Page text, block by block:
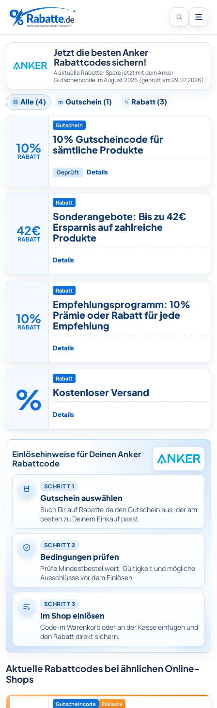
Jetzt die besten Anker
Rabattcodes sichern!
4 aktuelle Rabatte: Spare jetzt mit dem Anker
Gutscheincode im August 2026 (geprüft am 29.07.2026)
Alle (4) Gutschein (1) Rabatt (3)
10%
RABATT
Gutschein
10% Gutscheincode für
sämtliche Produkte
Geprüft Details
42€
RABATT
Rabatt
Sonderangebote: Bis zu 42€
Ersparnis auf zahlreiche
Produkte
Details
10%
RABATT
Rabatt
Empfehlungsprogramm: 10%
Prämie oder Rabatt für jede
Empfehlung
Details
%
Rabatt
Kostenloser Versand
Details
Einlösehinweise für Deinen Anker
Rabattcode
SCHRITT 1
Gutschein auswählen
Such Dir auf Rabatte.de den Gutschein aus, der am
besten zu Deinem Einkauf passt.
SCHRITT 2
Bedingungen prüfen
Prüfe Mindestbestellwert, Gültigkeit und mögliche
Ausschlüsse vor dem Einlösen.
SCHRITT 3
Im Shop einlösen
Code im Warenkorb oder an der Kasse einfügen und
den Rabatt direkt sichern.
Aktuelle Rabattcodes bei ähnlichen Online-
Shops
Gutscheincode Exklusiv